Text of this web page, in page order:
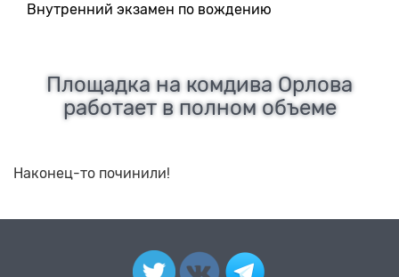
Внутренний экзамен по вождению
Площадка на комдива Орлова
работает в полном объеме
Наконец-то починили!